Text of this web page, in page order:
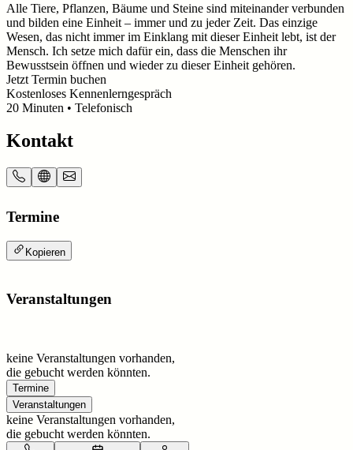
Alle Tiere, Pflanzen, Bäume und Steine sind miteinander verbunden
und bilden eine Einheit – immer und zu jeder Zeit. Das einzige
Wesen, das nicht immer im Einklang mit dieser Einheit lebt, ist der
Mensch. Ich setze mich dafür ein, dass die Menschen ihr
Bewusstsein öffnen und wieder zu dieser Einheit gehören.
Jetzt Termin buchen
Kostenloses Kennenlerngespräch
20 Minuten • Telefonisch
Kontakt
Termine
Kopieren
Veranstaltungen
keine Veranstaltungen vorhanden,
die gebucht werden könnten.
Termine
Veranstaltungen
keine Veranstaltungen vorhanden,
die gebucht werden könnten.